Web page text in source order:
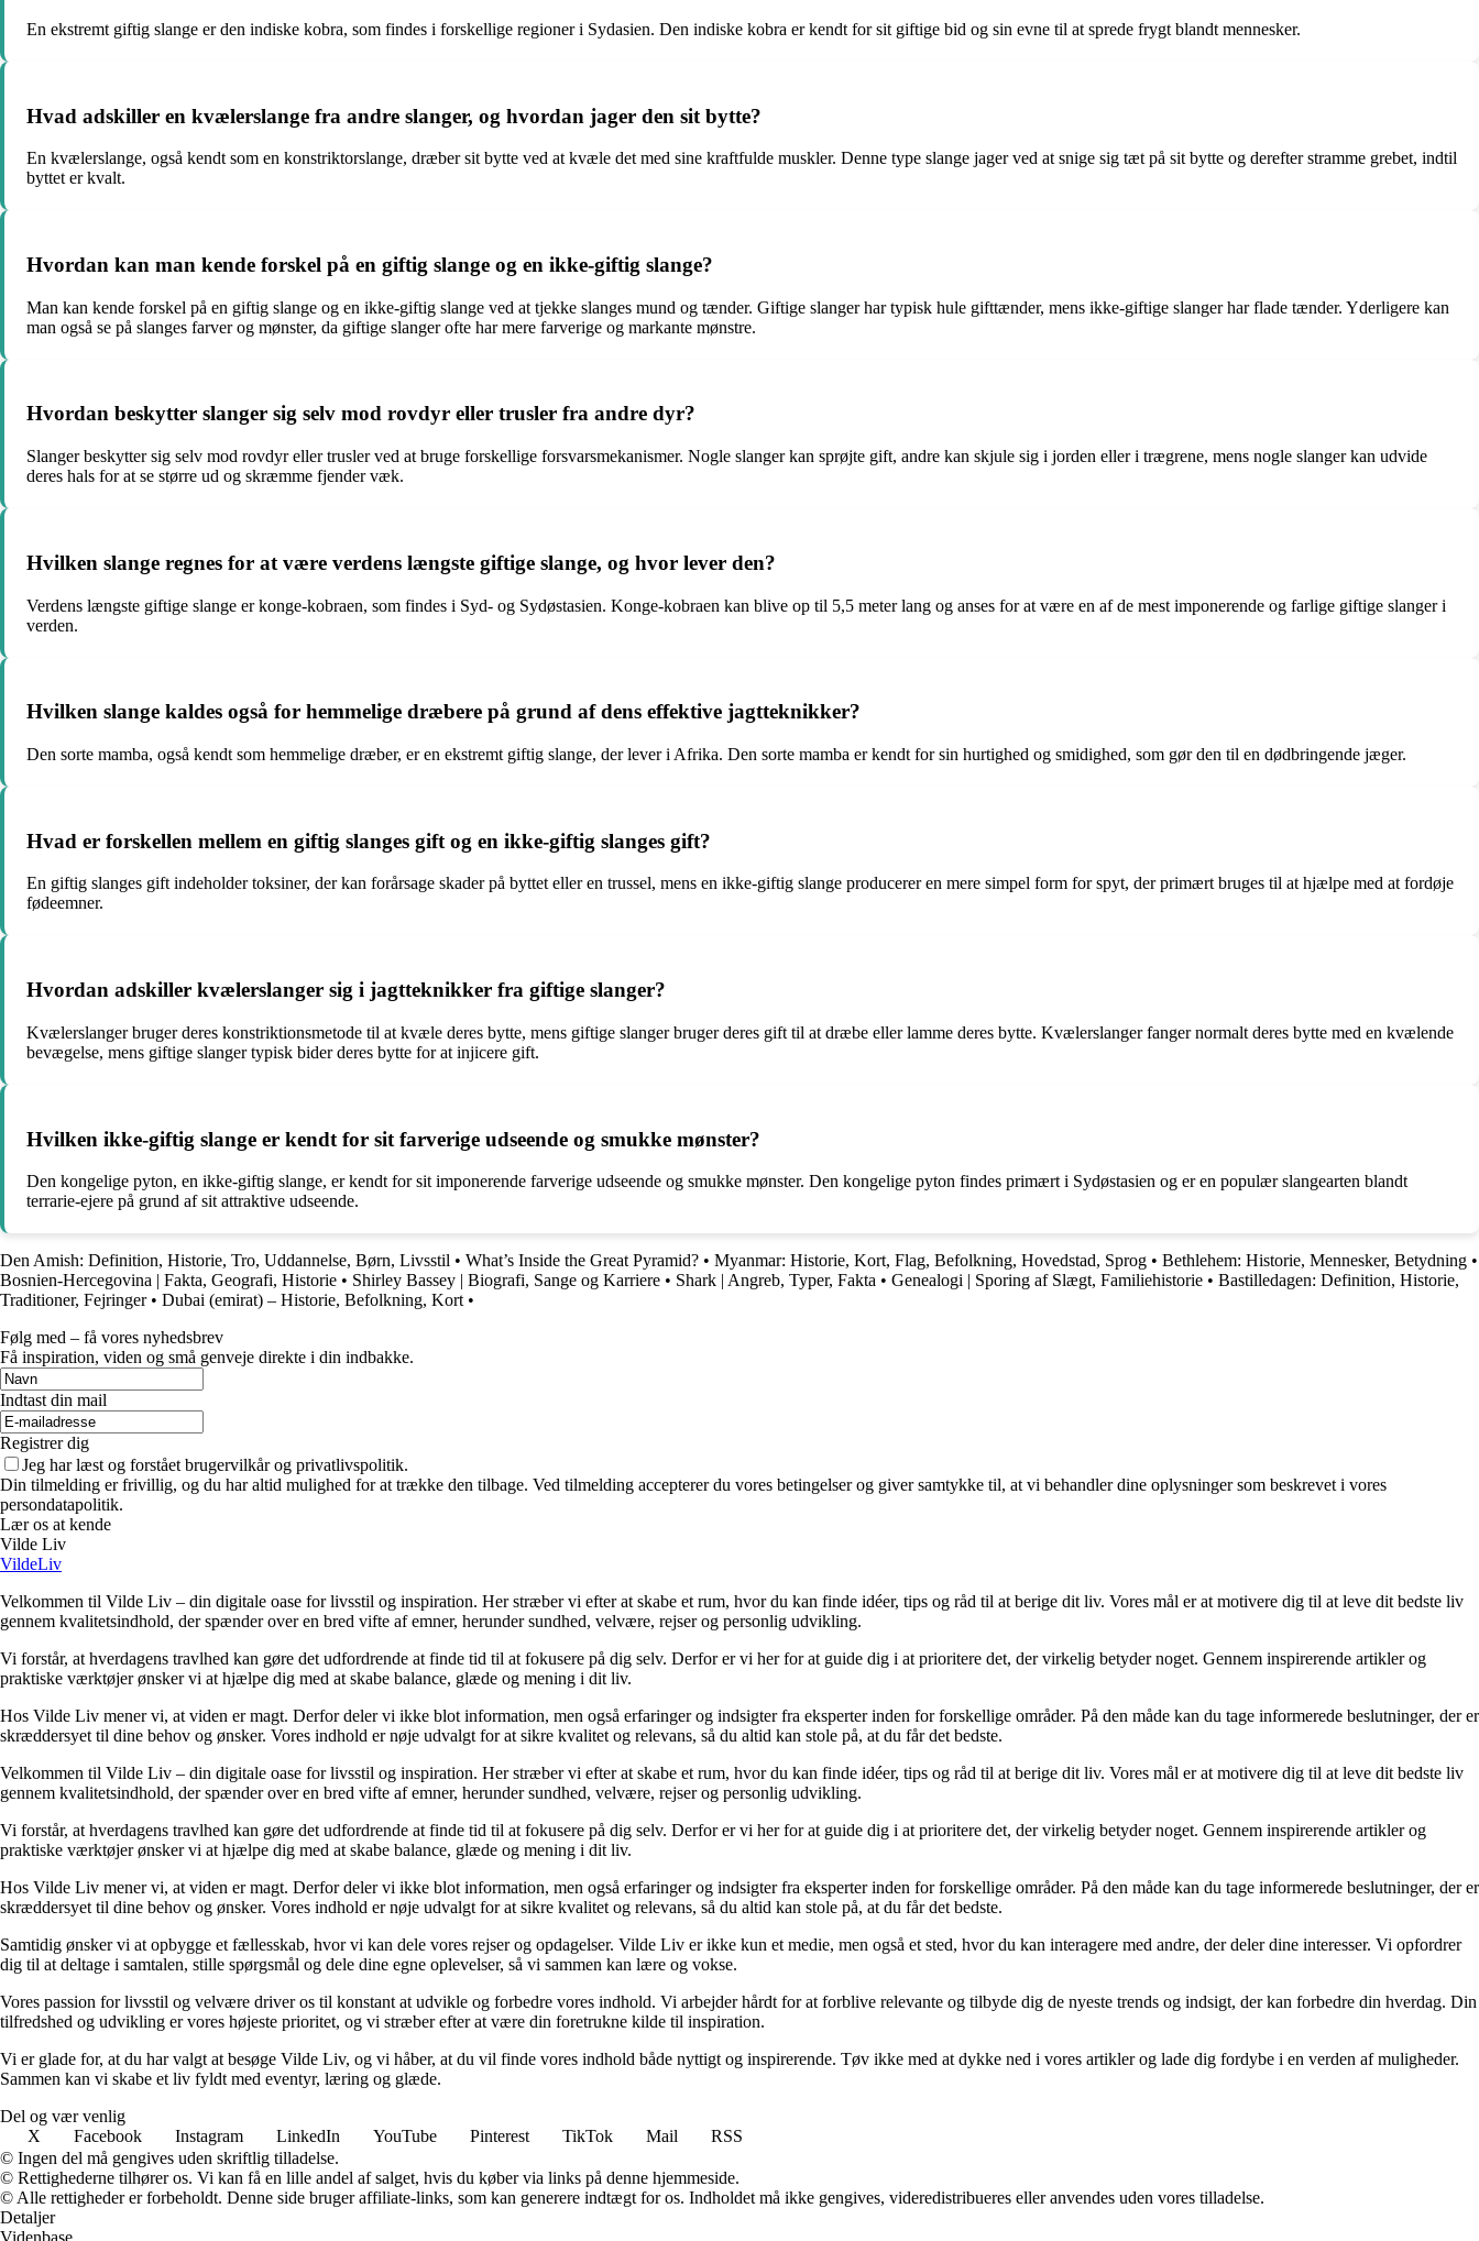
En ekstremt giftig slange er den indiske kobra, som findes i forskellige regioner i Sydasien. Den indiske kobra er kendt for sit giftige bid og sin evne til at sprede frygt blandt mennesker.
Hvad adskiller en kvælerslange fra andre slanger, og hvordan jager den sit bytte?
En kvælerslange, også kendt som en konstriktorslange, dræber sit bytte ved at kvæle det med sine kraftfulde muskler. Denne type slange jager ved at snige sig tæt på sit bytte og derefter stramme grebet, indtil
byttet er kvalt.
Hvordan kan man kende forskel på en giftig slange og en ikke-giftig slange?
Man kan kende forskel på en giftig slange og en ikke-giftig slange ved at tjekke slanges mund og tænder. Giftige slanger har typisk hule gifttænder, mens ikke-giftige slanger har flade tænder. Yderligere kan
man også se på slanges farver og mønster, da giftige slanger ofte har mere farverige og markante mønstre.
Hvordan beskytter slanger sig selv mod rovdyr eller trusler fra andre dyr?
Slanger beskytter sig selv mod rovdyr eller trusler ved at bruge forskellige forsvarsmekanismer. Nogle slanger kan sprøjte gift, andre kan skjule sig i jorden eller i trægrene, mens nogle slanger kan udvide
deres hals for at se større ud og skræmme fjender væk.
Hvilken slange regnes for at være verdens længste giftige slange, og hvor lever den?
Verdens længste giftige slange er konge-kobraen, som findes i Syd- og Sydøstasien. Konge-kobraen kan blive op til 5,5 meter lang og anses for at være en af de mest imponerende og farlige giftige slanger i
verden.
Hvilken slange kaldes også for hemmelige dræbere på grund af dens effektive jagtteknikker?
Den sorte mamba, også kendt som hemmelige dræber, er en ekstremt giftig slange, der lever i Afrika. Den sorte mamba er kendt for sin hurtighed og smidighed, som gør den til en dødbringende jæger.
Hvad er forskellen mellem en giftig slanges gift og en ikke-giftig slanges gift?
En giftig slanges gift indeholder toksiner, der kan forårsage skader på byttet eller en trussel, mens en ikke-giftig slange producerer en mere simpel form for spyt, der primært bruges til at hjælpe med at fordøje
fødeemner.
Hvordan adskiller kvælerslanger sig i jagtteknikker fra giftige slanger?
Kvælerslanger bruger deres konstriktionsmetode til at kvæle deres bytte, mens giftige slanger bruger deres gift til at dræbe eller lamme deres bytte. Kvælerslanger fanger normalt deres bytte med en kvælende
bevægelse, mens giftige slanger typisk bider deres bytte for at injicere gift.
Hvilken ikke-giftig slange er kendt for sit farverige udseende og smukke mønster?
Den kongelige pyton, en ikke-giftig slange, er kendt for sit imponerende farverige udseende og smukke mønster. Den kongelige pyton findes primært i Sydøstasien og er en populær slangearten blandt
terrarie-ejere på grund af sit attraktive udseende.
Den Amish: Definition, Historie, Tro, Uddannelse, Børn, Livsstil • What’s Inside the Great Pyramid? • Myanmar: Historie, Kort, Flag, Befolkning, Hovedstad, Sprog • Bethlehem: Historie, Mennesker, Betydning •
Bosnien-Hercegovina | Fakta, Geografi, Historie • Shirley Bassey | Biografi, Sange og Karriere • Shark | Angreb, Typer, Fakta • Genealogi | Sporing af Slægt, Familiehistorie • Bastilledagen: Definition, Historie,
Traditioner, Fejringer• Dubai (emirat) – Historie, Befolkning, Kort •
Følg med – få vores nyhedsbrev
Få inspiration, viden og små genveje direkte i din indbakke.
Indtast din mail
Registrer dig
Jeg har læst og forstået brugervilkår og privatlivspolitik.
Din tilmelding er frivillig, og du har altid mulighed for at trække den tilbage. Ved tilmelding accepterer du vores betingelser og giver samtykke til, at vi behandler dine oplysninger som beskrevet i vores
persondatapolitik.
Lær os at kende
Vilde Liv
VildeLiv
Velkommen til Vilde Liv – din digitale oase for livsstil og inspiration. Her stræber vi efter at skabe et rum, hvor du kan finde idéer, tips og råd til at berige dit liv. Vores mål er at motivere dig til at leve dit bedste liv
gennem kvalitetsindhold, der spænder over en bred vifte af emner, herunder sundhed, velvære, rejser og personlig udvikling.
Vi forstår, at hverdagens travlhed kan gøre det udfordrende at finde tid til at fokusere på dig selv. Derfor er vi her for at guide dig i at prioritere det, der virkelig betyder noget. Gennem inspirerende artikler og
praktiske værktøjer ønsker vi at hjælpe dig med at skabe balance, glæde og mening i dit liv.
Hos Vilde Liv mener vi, at viden er magt. Derfor deler vi ikke blot information, men også erfaringer og indsigter fra eksperter inden for forskellige områder. På den måde kan du tage informerede beslutninger, der er
skræddersyet til dine behov og ønsker. Vores indhold er nøje udvalgt for at sikre kvalitet og relevans, så du altid kan stole på, at du får det bedste.
Velkommen til Vilde Liv – din digitale oase for livsstil og inspiration. Her stræber vi efter at skabe et rum, hvor du kan finde idéer, tips og råd til at berige dit liv. Vores mål er at motivere dig til at leve dit bedste liv
gennem kvalitetsindhold, der spænder over en bred vifte af emner, herunder sundhed, velvære, rejser og personlig udvikling.
Vi forstår, at hverdagens travlhed kan gøre det udfordrende at finde tid til at fokusere på dig selv. Derfor er vi her for at guide dig i at prioritere det, der virkelig betyder noget. Gennem inspirerende artikler og
praktiske værktøjer ønsker vi at hjælpe dig med at skabe balance, glæde og mening i dit liv.
Hos Vilde Liv mener vi, at viden er magt. Derfor deler vi ikke blot information, men også erfaringer og indsigter fra eksperter inden for forskellige områder. På den måde kan du tage informerede beslutninger, der er
skræddersyet til dine behov og ønsker. Vores indhold er nøje udvalgt for at sikre kvalitet og relevans, så du altid kan stole på, at du får det bedste.
Samtidig ønsker vi at opbygge et fællesskab, hvor vi kan dele vores rejser og opdagelser. Vilde Liv er ikke kun et medie, men også et sted, hvor du kan interagere med andre, der deler dine interesser. Vi opfordrer
dig til at deltage i samtalen, stille spørgsmål og dele dine egne oplevelser, så vi sammen kan lære og vokse.
Vores passion for livsstil og velvære driver os til konstant at udvikle og forbedre vores indhold. Vi arbejder hårdt for at forblive relevante og tilbyde dig de nyeste trends og indsigt, der kan forbedre din hverdag. Din
tilfredshed og udvikling er vores højeste prioritet, og vi stræber efter at være din foretrukne kilde til inspiration.
Vi er glade for, at du har valgt at besøge Vilde Liv, og vi håber, at du vil finde vores indhold både nyttigt og inspirerende. Tøv ikke med at dykke ned i vores artikler og lade dig fordybe i en verden af muligheder.
Sammen kan vi skabe et liv fyldt med eventyr, læring og glæde.
Del og vær venlig
X
Facebook Instagram LinkedIn YouTube Pinterest TikTok Mail
RSS
© Ingen del må gengives uden skriftlig tilladelse.
© Rettighederne tilhører os. Vi kan få en lille andel af salget, hvis du køber via links på denne hjemmeside.
© Alle rettigheder er forbeholdt. Denne side bruger affiliate-links, som kan generere indtægt for os. Indholdet må ikke gengives, videredistribueres eller anvendes uden vores tilladelse.
Detaljer